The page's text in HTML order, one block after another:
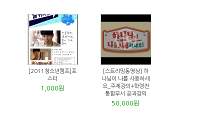
[2011청소년캠프]포
스터
1,000원
[스트리밍동영상] 하
나님이 나를 사용하세
요_주제강의+학령전
통합부서 공과강의
50,000원